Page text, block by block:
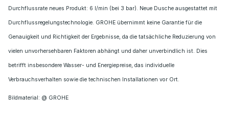
Durchflussrate neues Produkt: 6 l/min (bei 3 bar). Neue Dusche ausgestattet mit
Durchflussregelungstechnologie. GROHE übernimmt keine Garantie für die
Genauigkeit und Richtigkeit der Ergebnisse, da die tatsächliche Reduzierung von
vielen unvorhersehbaren Faktoren abhängt und daher unverbindlich ist. Dies
betrifft insbesondere Wasser- und Energiepreise, das individuelle
Verbrauchsverhalten sowie die technischen Installationen vor Ort.
Bildmaterial: @ GROHE